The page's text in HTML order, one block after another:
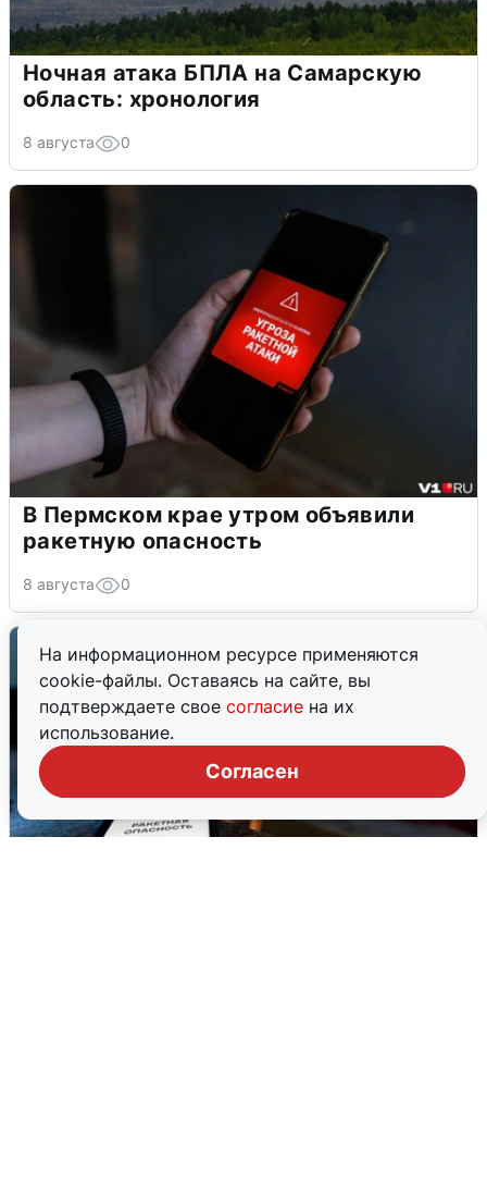
На информационном ресурсе применяются
cookie-файлы. Оставаясь на сайте, вы
подтверждаете свое согласие на их
использование.
Согласен
Ночная атака БПЛА на Самарскую
область: хронология
8 августа 0
В Пермском крае утром объявили
ракетную опасность
8 августа 0